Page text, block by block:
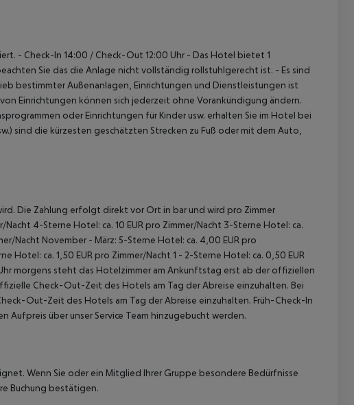
- Check-In 14:00 / Check-Out 12:00 Uhr - Das Hotel bietet 1
Sie das die Anlage nicht vollständig rollstuhlgerecht ist. - Es sind
bestimmter Außenanlagen, Einrichtungen und Dienstleistungen ist
Einrichtungen können sich jederzeit ohne Vorankündigung ändern.
oder Einrichtungen für Kinder usw. erhalten Sie im Hotel bei
sind die kürzesten geschätzten Strecken zu Fuß oder mit dem Auto,
Die Zahlung erfolgt direkt vor Ort in bar und wird pro Zimmer
4-Sterne Hotel: ca. 10 EUR pro Zimmer/Nacht 3-Sterne Hotel: ca.
Nacht November - März: 5-Sterne Hotel: ca. 4,00 EUR pro
Hotel: ca. 1,50 EUR pro Zimmer/Nacht 1 - 2-Sterne Hotel: ca. 0,50 EUR
morgens steht das Hotelzimmer am Ankunftstag erst ab der offiziellen
Check-Out-Zeit des Hotels am Tag der Abreise einzuhalten. Bei
Out-Zeit des Hotels am Tag der Abreise einzuhalten. Früh-Check-In
über unser Service Team hinzugebucht werden.
Wenn Sie oder ein Mitglied Ihrer Gruppe besondere Bedürfnisse
Buchung bestätigen.